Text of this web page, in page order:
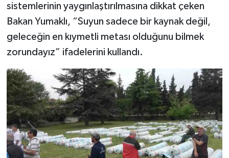
sistemlerinin yaygınlaştırılmasına dikkat çeken
Bakan Yumaklı, “Suyun sadece bir kaynak değil,
geleceğin en kıymetli metası olduğunu bilmek
zorundayız” ifadelerini kullandı.